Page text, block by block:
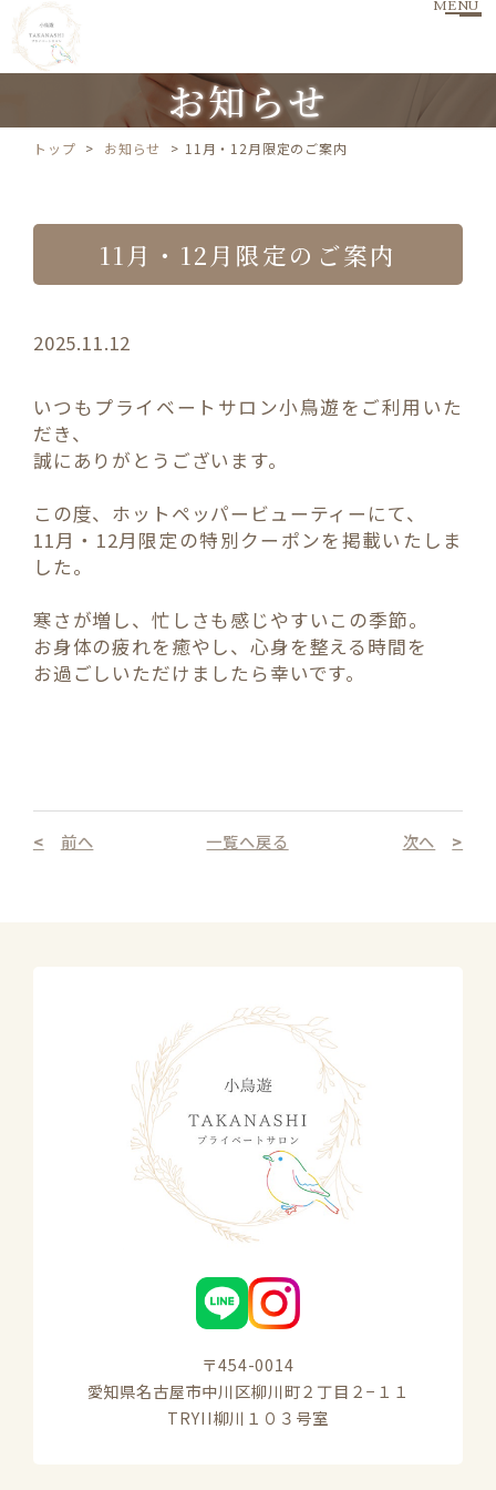
MENU
お知らせ
トップ お知らせ 11月・12月限定のご案内
11月・12月限定のご案内
2025.11.12
いつもプライベートサロン小鳥遊をご利用いた
だき、
誠にありがとうございます。
この度、ホットペッパービューティーにて、
11月・12月限定の特別クーポンを掲載いたしま
した。
寒さが増し、忙しさも感じやすいこの季節。
お身体の疲れを癒やし、心身を整える時間を
お過ごしいただけましたら幸いです。
前へ 一覧へ戻る 次へ
〒454-0014
愛知県名古屋市中川区柳川町２丁目２−１１
TRYII柳川１０３号室